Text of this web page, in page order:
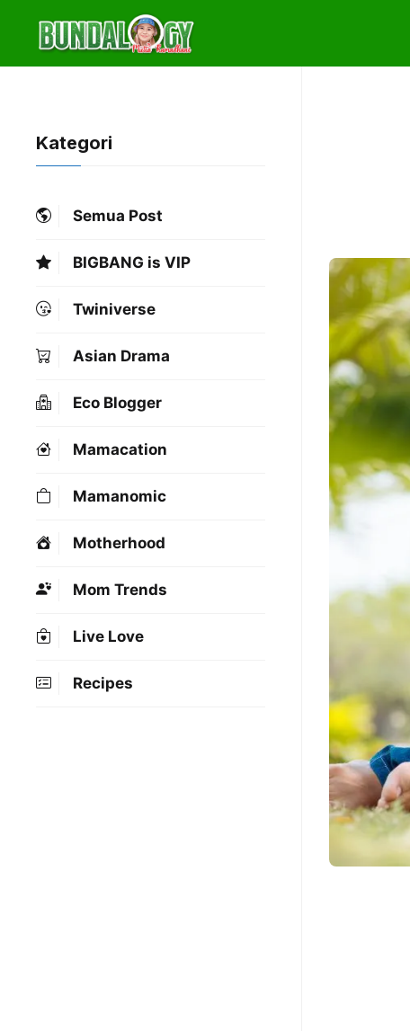
content
Kategori
Semua Post
BIGBANG is VIP
Twiniverse
Asian Drama
Eco Blogger
Mamacation
Mamanomic
Motherhood
Mom Trends
Live Love
Recipes